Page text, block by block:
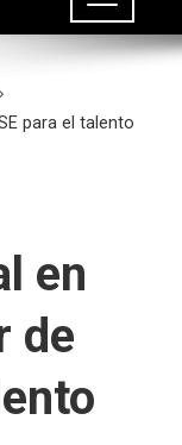
para el talento
en
de